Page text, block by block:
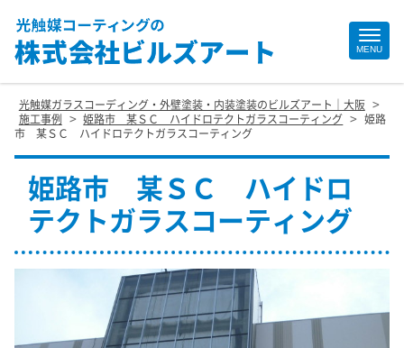
MENU
光触媒ガラスコーディング・外壁塗装・内装塗装のビルズアート｜大阪 >
施工事例 > 姫路市 某ＳＣ ハイドロテクトガラスコーティング >
姫路
市 某ＳＣ ハイドロテクトガラスコーティング
姫路市 某ＳＣ ハイドロ
テクトガラスコーティング
Site
Footer